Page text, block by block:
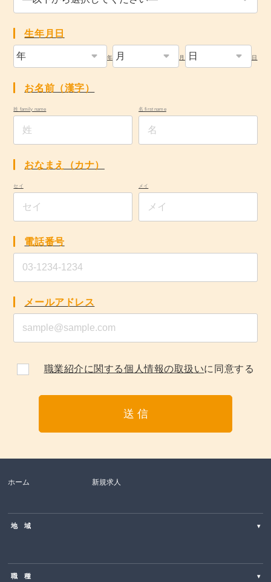
生年月日
年 月 日
お名前（漢字）
姓 family name 名 first name
おなまえ（カナ）
セイ メイ
電話番号
メールアドレス
職業紹介に関する個人情報の取扱いに同意する
ホーム 新規求人
地 域 ▾
職 種 ▾